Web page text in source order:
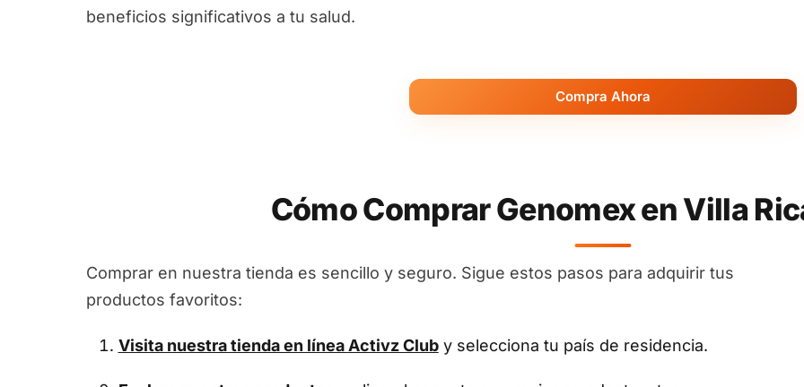
beneficios significativos a tu salud.
Compra Ahora
Cómo Comprar Genomex en Villa
Comprar en nuestra tienda es sencillo y seguro. Sigue estos pasos para adquirir tus
productos favoritos:
Visita nuestra tienda en línea Activz Cluby selecciona tu país de residencia.